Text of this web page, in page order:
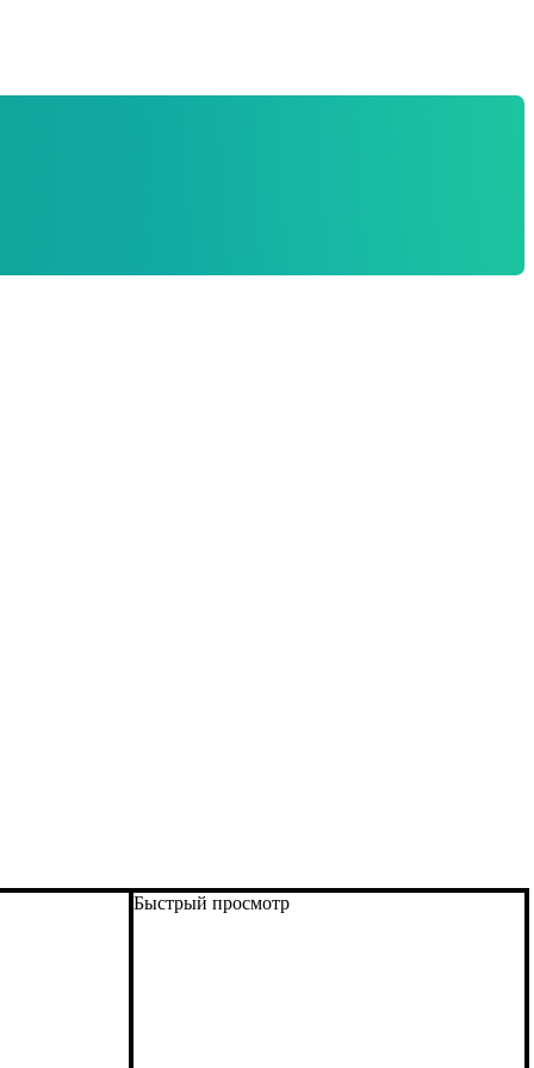
Быстрый просмотр